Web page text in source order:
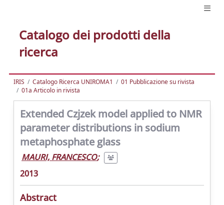
Catalogo dei prodotti della
ricerca
IRIS Catalogo Ricerca UNIROMA1
01 Pubblicazione su rivista
01a Articolo in rivista
Extended Czjzek model applied to NMR
parameter distributions in sodium
metaphosphate glass
MAURI, FRANCESCO;
2013
Abstract